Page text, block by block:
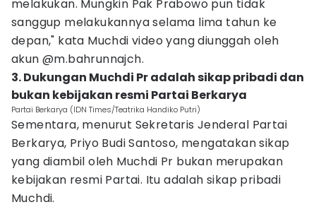
melakukan. Mungkin Pak Prabowo pun tidak
sanggup melakukannya selama lima tahun ke
depan," kata Muchdi video yang diunggah oleh
akun @m.bahrunnajch.
3. Dukungan Muchdi Pr adalah sikap pribadi dan
bukan kebijakan resmi Partai Berkarya
Partai Berkarya (IDN Times/Teatrika Handiko Putri)
Sementara, menurut Sekretaris Jenderal Partai
Berkarya, Priyo Budi Santoso, mengatakan sikap
yang diambil oleh Muchdi Pr bukan merupakan
kebijakan resmi Partai. Itu adalah sikap pribadi
Muchdi.